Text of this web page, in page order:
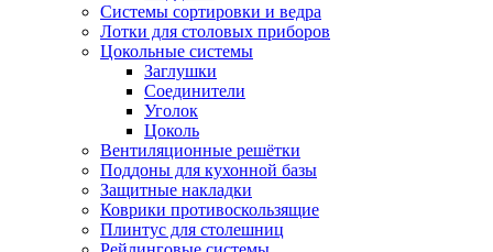
Системы сортировки и ведра
Лотки для столовых приборов
Цокольные системы
Заглушки
Соединители
Уголок
Цоколь
Вентиляционные решётки
Поддоны для кухонной базы
Защитные накладки
Коврики противоскользящие
Плинтус для столешниц